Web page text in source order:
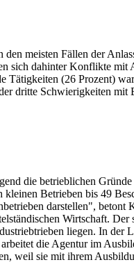
den meisten Fällen der
sich dahinter Konflikte mit
Tätigkeiten (26 Prozent)
dritte Schwierigkeiten mit
die betrieblichen
Betrieben bis 49
darstellen", betont
Wirtschaft. Der
liegen. In der
die Agentur im
weil sie mit ihrem